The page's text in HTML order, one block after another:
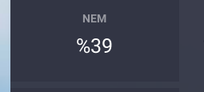
NEM
%39